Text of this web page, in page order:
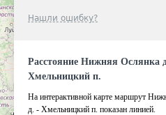
Нашли ошибку?
Расстояние Нижняя Ослянка
Хмельницкий п.
На интерактивной карте маршрут
д. - Хмельницкий п. показан линией.